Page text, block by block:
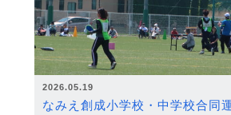
2026.05.19
なみえ創成小学校・中学校合同